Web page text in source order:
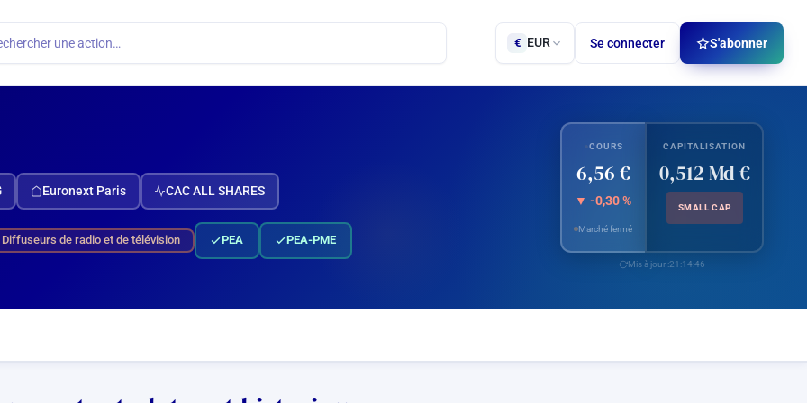
une action… € EUR Se connecter S'abonner
Euronext Paris CAC ALL SHARES
Diffuseurs de radio et de télévision PEA PEA-PME
COURS
6,56 €
▼ -0,30 %
Marché fermé
CAPITALISATION
0,512 Md €
SMALL CAP
Mis à jour :21:14:46